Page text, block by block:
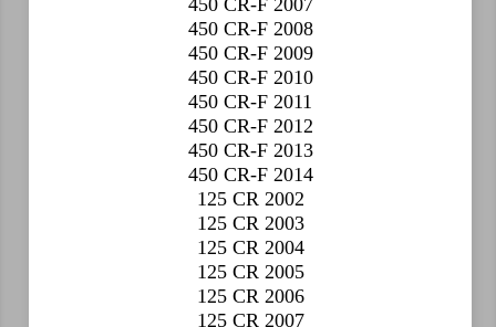
450 CR-F 2007
450 CR-F 2008
450 CR-F 2009
450 CR-F 2010
450 CR-F 2011
450 CR-F 2012
450 CR-F 2013
450 CR-F 2014
125 CR 2002
125 CR 2003
125 CR 2004
125 CR 2005
125 CR 2006
125 CR 2007